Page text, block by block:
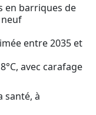
en barriques de
entre 2035 et
avec carafage
santé, à